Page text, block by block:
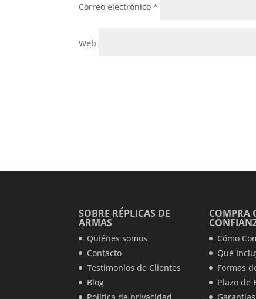
Correo electrónico*
Web
SOBRE RÉPLICAS DE
ARMAS
Quiénes somos
Contacto
Testimonios de Clientes
Blog
COMPRA
Cómo
Qué
Formas
Plazo de